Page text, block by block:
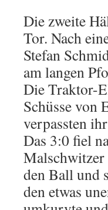
Die zweite
Tor. Nach
Stefan
am langen
Die Traktor-
Schüsse von
verpassten
Das 3:0 fiel
den Ball und
den etwas